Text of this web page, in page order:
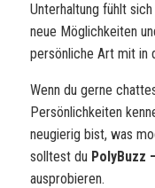
Unterhaltung fühlt
neue Möglichkeiten
persönliche Art mit in
Wenn du gerne
Persönlichkeiten
neugierig bist, was
solltest du PolyBuzz
ausprobieren.